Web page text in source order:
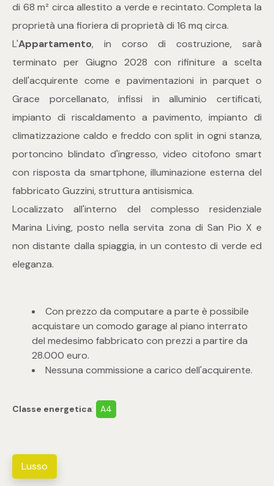
di 68 m² circa allestito a verde e recintato. Completa la
proprietà una fioriera di proprietà di 16 mq circa.
L'Appartamento, in corso di costruzione, sarà
terminato per Giugno 2028 con rifiniture a scelta
dell'acquirente come e pavimentazioni in parquet o
Grace porcellanato, infissi in alluminio certificati,
impianto di riscaldamento a pavimento, impianto di
climatizzazione caldo e freddo con split in ogni stanza,
portoncino blindato d'ingresso, video citofono smart
con risposta da smartphone, illuminazione esterna del
fabbricato Guzzini, struttura antisismica.
Localizzato all'interno del complesso residenziale
Marina Living, posto nella servita zona di San Pio X e
non distante dalla spiaggia, in un contesto di verde ed
eleganza.
Con prezzo da computare a parte è possibile
acquistare un comodo garage al piano interrato
del medesimo fabbricato con prezzi a partire da
28.000 euro.
Nessuna commissione a carico dell'acquirente.
Classe energetica: A4
Lusso
Totale
mq
Locali
Qualsiasi
2
3
5+